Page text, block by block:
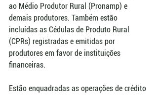
ao Médio Produtor Rural (Pronamp) e
demais produtores. Também estão
incluídas as Cédulas de Produto Rural
(CPRs) registradas e emitidas por
produtores em favor de instituições
financeiras.
Estão enquadradas as operações de crédito